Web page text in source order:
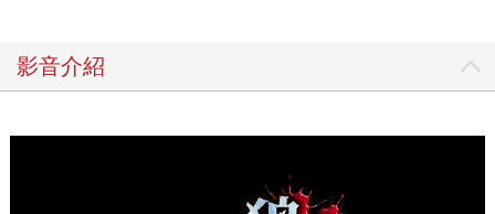
影音介紹